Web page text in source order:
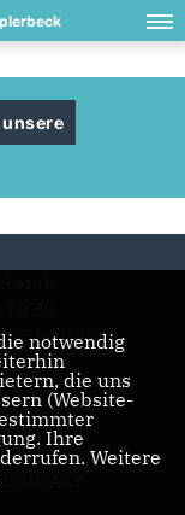
unsere
die
für lokale
notwendig
die uns
(Website-
Ihre
Weitere